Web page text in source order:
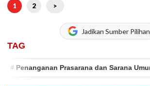
1 2 >
Jadikan Sumber Pilihan
TAG
Penanganan Prasarana dan Sarana Umum